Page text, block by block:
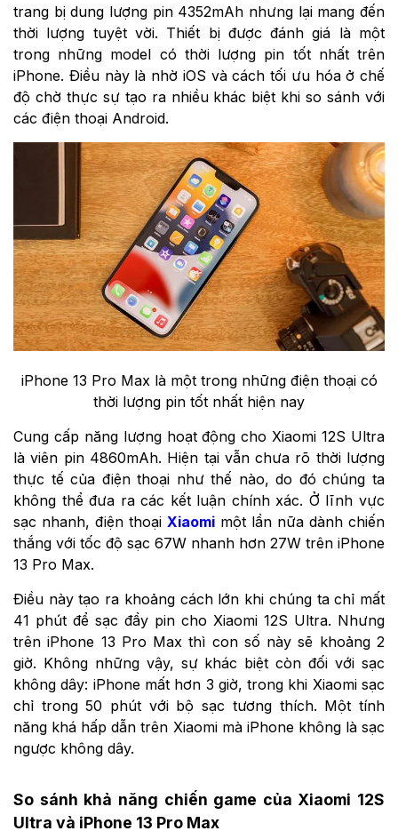
trang bị dung lượng pin 4352mAh nhưng lại mang đến
thời lượng tuyệt vời. Thiết bị được đánh giá là một
trong những model có thời lượng pin tốt nhất trên
iPhone. Điều này là nhờ iOS và cách tối ưu hóa ở chế
độ chờ thực sự tạo ra nhiều khác biệt khi so sánh với
các điện thoại Android.
iPhone 13 Pro Max là một trong những điện thoại có
thời lượng pin tốt nhất hiện nay
Cung cấp năng lượng hoạt động cho Xiaomi 12S Ultra
là viên pin 4860mAh. Hiện tại vẫn chưa rõ thời lượng
thực tế của điện thoại như thế nào, do đó chúng ta
không thể đưa ra các kết luận chính xác. Ở lĩnh vực
sạc nhanh, điện thoại Xiaomi một lần nữa dành chiến
thắng với tốc độ sạc 67W nhanh hơn 27W trên iPhone
13 Pro Max.
Điều này tạo ra khoảng cách lớn khi chúng ta chỉ mất
41 phút để sạc đầy pin cho Xiaomi 12S Ultra. Nhưng
trên iPhone 13 Pro Max thì con số này sẽ khoảng 2
giờ. Không những vậy, sự khác biệt còn đối với sạc
không dây: iPhone mất hơn 3 giờ, trong khi Xiaomi sạc
chỉ trong 50 phút với bộ sạc tương thích. Một tính
năng khá hấp dẫn trên Xiaomi mà iPhone không là sạc
ngược không dây.
So sánh khả năng chiến game của Xiaomi 12S
Ultra và iPhone 13 Pro Max